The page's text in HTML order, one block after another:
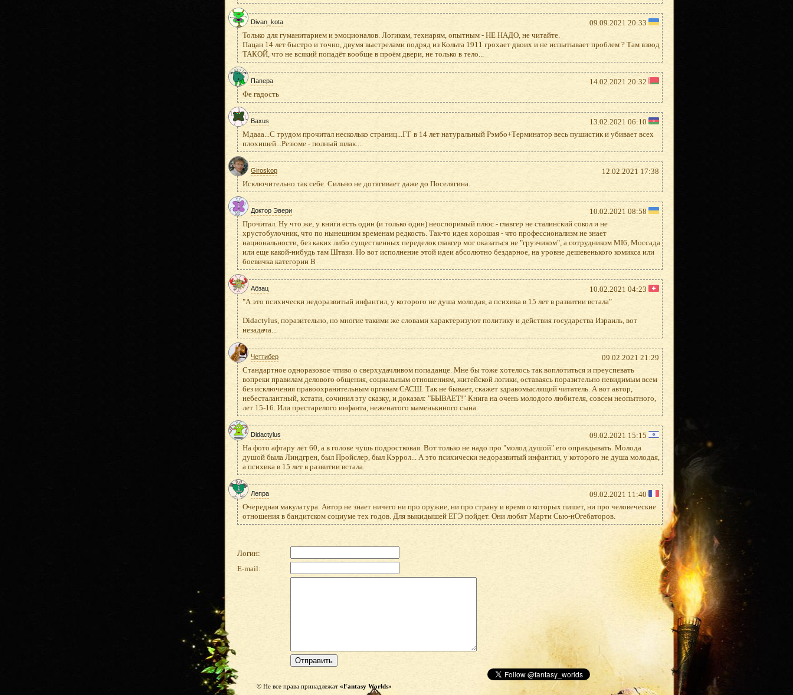
Divan_kota
09.09.2021 20:33
Только для гуманитарием и эмоционалов. Логикам, технарям, опытным - НЕ НАДО, не читайте.
Пацан 14 лет быстро и точно, двумя выстрелами подряд из Кольта 1911 грохает двоих и не испытывает проблем ? Там взвод
ТАКОЙ, что не всякий попадёт вообще в проём двери, не только в тело...
Папера
14.02.2021 20:32
Фе гадость
Baxus
13.02.2021 06:10
Мдааа...С трудом прочитал несколько страниц...ГГ в 14 лет натуральный Рэмбо+Терминатор весь пушистик и убивает всех
плохишей...Резюме - полный шлак....
Giroskop
12.02.2021 17:38
Исключительно так себе. Сильно не дотягивает даже до Поселягина.
Доктор Эвери
10.02.2021 08:58
Прочитал. Ну что же, у книги есть один (и только один) неоспоримый плюс - главгер не сталинский сокол и не
хрустобулочник, что по нынешним временам редкость. Так-то идея хорошая - что профессионализм не знает
национальности, без каких либо существенных переделок главгер мог оказаться не "грузчиком", а сотрудником MI6, Моссада
или еще какой-нибудь там Штази. Но вот исполнение этой идеи абсолютно бездарное, на уровне дешевенького комикса или
боевичка категории В
Абзац
10.02.2021 04:23
"А это психически недоразвитый инфантил, у которого не душа молодая, а психика в 15 лет в развитии встала"
Didactylus, поразительно, но многие такими же словами характеризуют политику и действия государства Израиль, вот
незадача...
Четтибер
09.02.2021 21:29
Стандартное одноразовое чтиво о сверхудачливом попаданце. Мне бы тоже хотелось так воплотиться и преуспевать
вопреки правилам делового общения, социальным отношениям, житейской логики, оставаясь поразительно невидимым всем
без исключения правоохранительным органам САСШ. Так не бывает, скажет здравомыслящий читатель. А вот автор,
небесталантный, кстати, сочинил эту сказку, и доказал: "БЫВАЕТ!" Книга на очень молодого любителя, совсем неопытного,
лет 15-16. Или престарелого инфанта, неженатого маменькиного сына.
Didactylus
09.02.2021 15:15
На фото афтару лет 60, а в голове чушь подростковая. Вот только не надо про "молод душой" его оправдывать. Молода
душой была Линдгрен, был Пройслер, был Кэррол... А это психически недоразвитый инфантил, у которого не душа молодая,
а психика в 15 лет в развитии встала.
Лепра
09.02.2021 11:40
Очередная макулатура. Автор не знает ничего ни про оружие, ни про страну и время о которых пишет, ни про человеческие
отношения в бандитском социуме тех годов. Для выкидышей ЕГЭ пойдет. Они любят Марти Сью-нОгебаторов.
Логин:
E-mail:
© Не все права принадлежат «Fantasy Worlds»